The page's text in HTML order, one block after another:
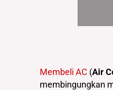
Membeli AC (Air
membingungkan